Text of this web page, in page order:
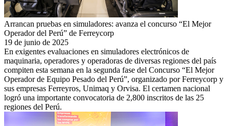
Arrancan pruebas en simuladores: avanza el concurso “El Mejor
Operador del Perú” de Ferreycorp
19 de junio de 2025
En exigentes evaluaciones en simuladores electrónicos de
maquinaria, operadores y operadoras de diversas regiones del país
compiten esta semana en la segunda fase del Concurso “El Mejor
Operador de Equipo Pesado del Perú”, organizado por Ferreycorp y
sus empresas Ferreyros, Unimaq y Orvisa. El certamen nacional
logró una importante convocatoria de 2,800 inscritos de las 25
regiones del Perú.